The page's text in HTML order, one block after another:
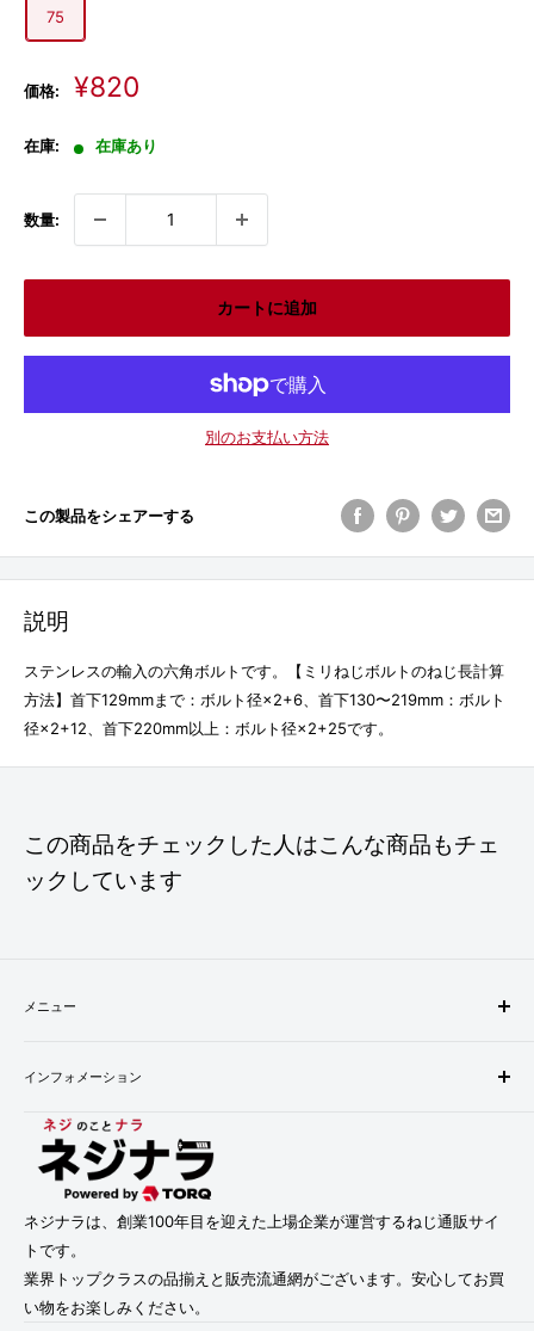
75
価格:
販
価
¥820
在庫: 在庫あり
数量:
カートに追加
別のお支払い方法
この製品をシェアーする
説明
ステンレスの輸入の六角ボルトです。【ミリねじボルトのねじ長計算
方法】首下129mmまで：ボルト径×2+6、首下130〜219mm：ボルト
径×2+12、首下220mm以上：ボルト径×2+25です。
この商品をチェックした人はこんな商品もチェ
ックしています
メニュー
配送・お支払い方法について
返品について
お問い合わせ
利用規約
インフォメーション
会社概要
プライバシーポリシー
利用規約
特定商取引法に基づく表記
ネジナラは、創業100年目を迎えた上場企業が運営するねじ通販サイ
トです。
業界トップクラスの品揃えと販売流通網がございます。安心してお買
い物をお楽しみください。